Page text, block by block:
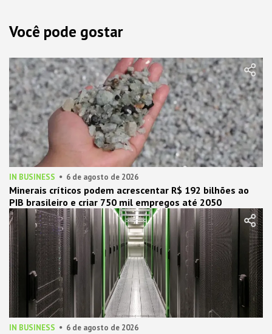
Você pode gostar
IN BUSINESS 6 de agosto de 2026
Minerais críticos podem acrescentar R$ 192 bilhões ao
PIB brasileiro e criar 750 mil empregos até 2050
IN BUSINESS 6 de agosto de 2026